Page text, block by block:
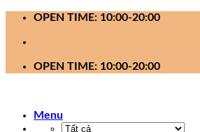
OPEN TIME: 10:00-20:00
OPEN TIME: 10:00-20:00
Menu